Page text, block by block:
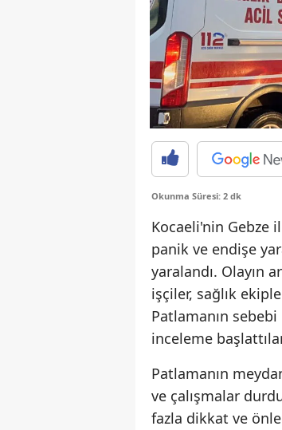
Okunma Süresi: 2 dk
Kocaeli'nin Gebze
panik ve endişe
yaralandı. Olayın
işçiler, sağlık
Patlamanın
inceleme
Patlamanın
ve çalışmalar
fazla dikkat ve